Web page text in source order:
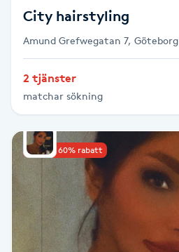
Fet hårbotten
Fibromassage
Fillers
Fotmassage
Fotsvamp
City hairstyling
Amund Grefwegatan 7, Göteborg
2 tjänster
matchar sökning
Upp till 60% rabatt